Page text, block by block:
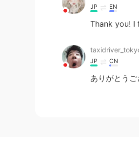
JP EN
Thank you! I
JP CN
ありがとう